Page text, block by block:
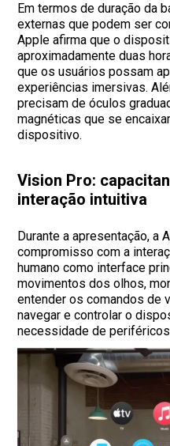
Em termos de duração da
externas que podem ser
Apple afirma que o
aproximadamente duas
que os usuários possam
experiências imersivas.
precisam de óculos
magnéticas que se
dispositivo.
Vision Pro:
interação intuitiva
Durante a apresentação, a
compromisso com a
humano como interface
movimentos dos olhos,
entender os comandos de
navegar e controlar o
necessidade de